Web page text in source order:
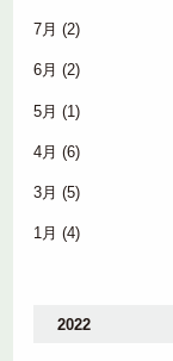
7月 (2)
6月 (2)
5月 (1)
4月 (6)
3月 (5)
1月 (4)
2022